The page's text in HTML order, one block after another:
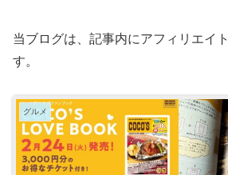
当ブログは、記事内にアフィリエイ
す。
グルメ